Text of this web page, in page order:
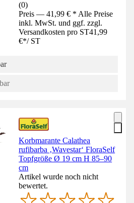
(0)
Preis — 41,99 € * Alle Preise
inkl. MwSt. und ggf. zzgl.
Versandkosten pro ST41,99
€*/ ST
Korbmarante Calathea
rufibarba ‚Wavestar‘ FloraSelf
Topfgröße Ø 19 cm H 85–90
cm
Artikel wurde noch nicht
bewertet.